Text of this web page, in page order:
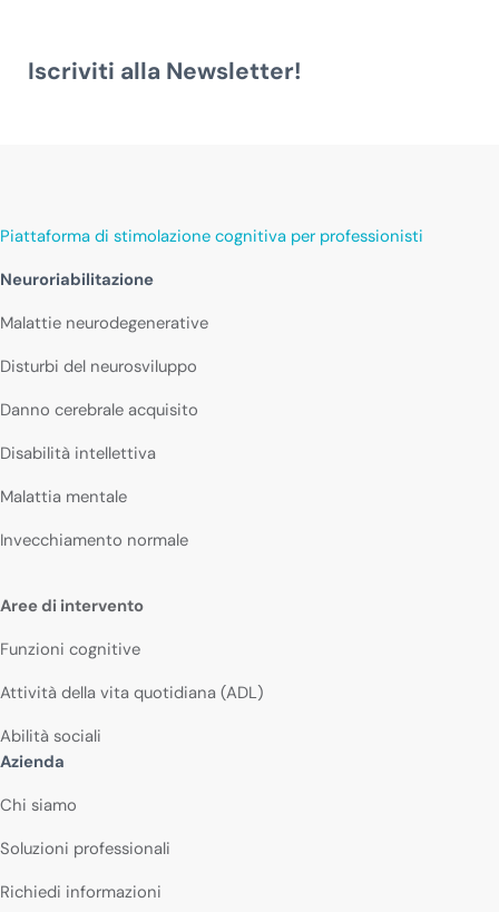
Iscriviti alla Newsletter!
Piattaforma di stimolazione cognitiva per professionisti
Neuroriabilitazione
Malattie neurodegenerative
Disturbi del neurosviluppo
Danno cerebrale acquisito
Disabilità intellettiva
Malattia mentale
Invecchiamento normale
Aree di intervento
Funzioni cognitive
Attività della vita quotidiana (ADL)
Abilità sociali
Azienda
Chi siamo
Soluzioni professionali
Richiedi informazioni